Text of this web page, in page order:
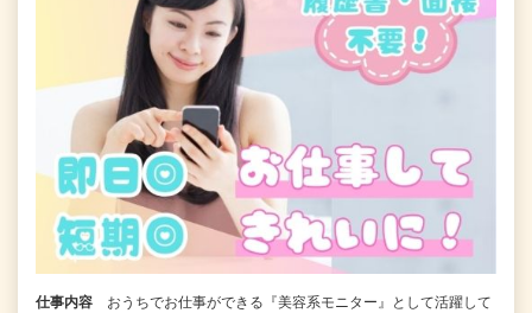
仕事内容
おうちでお仕事ができる『美容系モニター』として活躍して